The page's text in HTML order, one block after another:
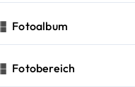
Fotoalbum
Fotobereich